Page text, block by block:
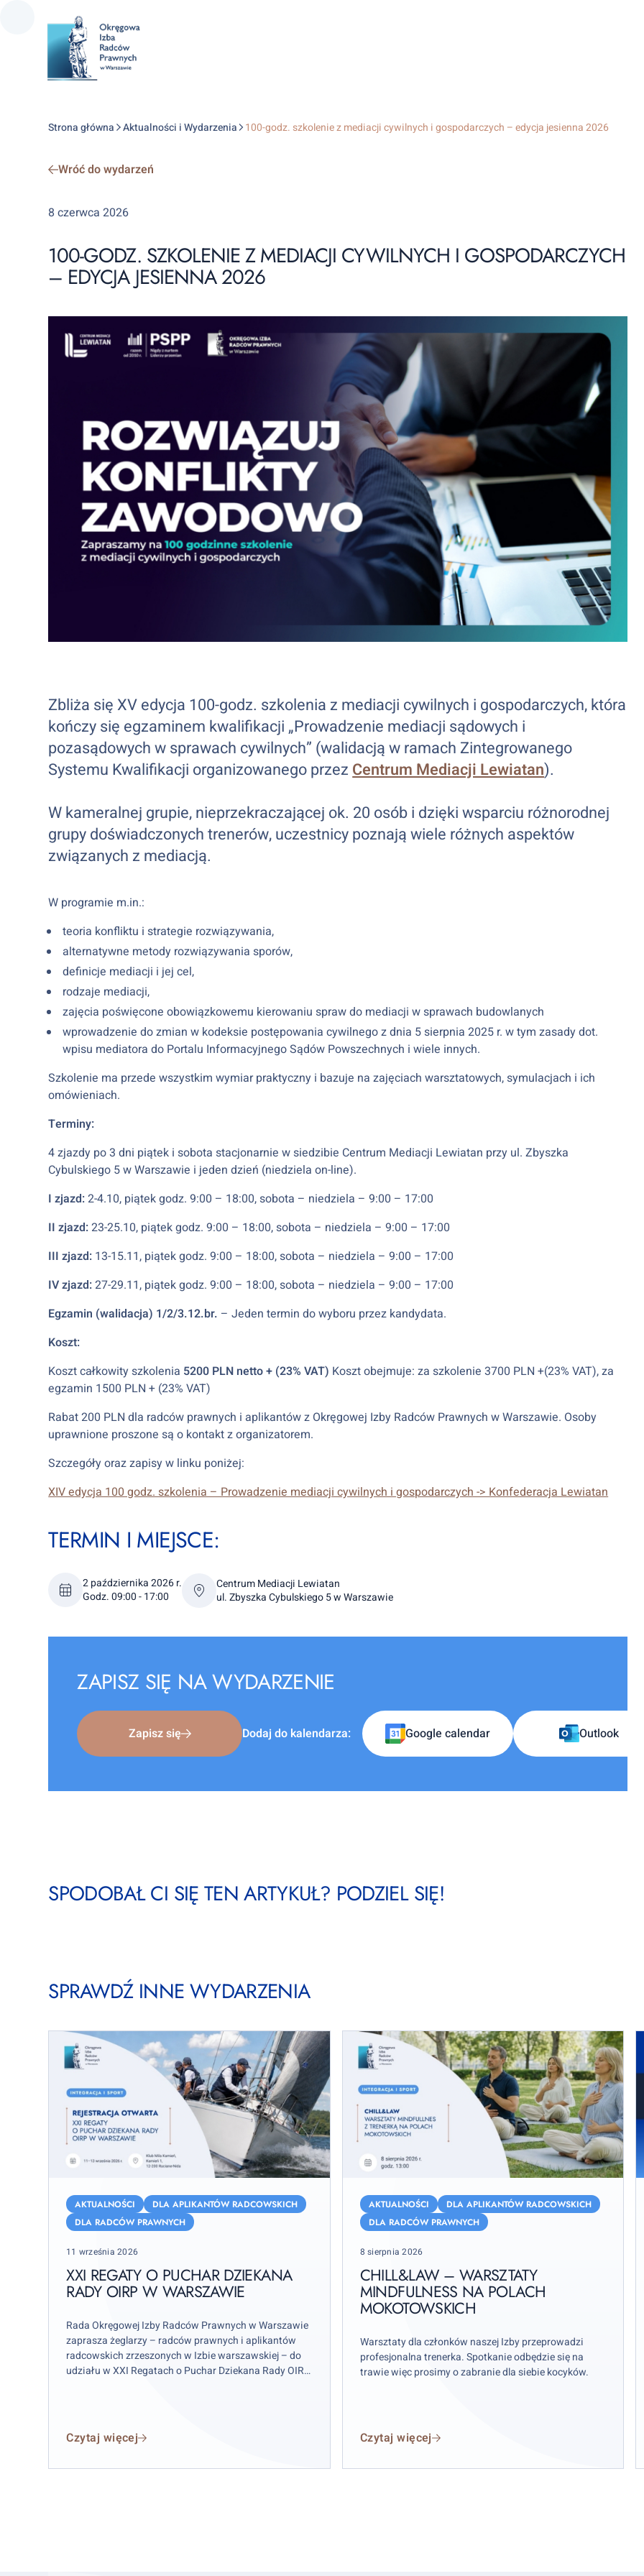
Strona główna Aktualności i Wydarzenia 100-godz. szkolenie z mediacji cywilnych i gospodarczych – edycja jesienna 2026
Wróć do wydarzeń
8 czerwca 2026
100-GODZ. SZKOLENIE Z MEDIACJI CYWILNYCH I GOSPODARCZYCH
– EDYCJA JESIENNA 2026
Zbliża się XV edycja 100-godz. szkolenia z mediacji cywilnych i gospodarczych, która
kończy się egzaminem kwalifikacji „Prowadzenie mediacji sądowych i
pozasądowych w sprawach cywilnych” (walidacją w ramach Zintegrowanego
Systemu Kwalifikacji organizowanego przez Centrum Mediacji Lewiatan).
W kameralnej grupie, nieprzekraczającej ok. 20 osób i dzięki wsparciu różnorodnej
grupy doświadczonych trenerów, uczestnicy poznają wiele różnych aspektów
związanych z mediacją.
W programie m.in.:
teoria konfliktu i strategie rozwiązywania,
alternatywne metody rozwiązywania sporów,
definicje mediacji i jej cel,
rodzaje mediacji,
zajęcia poświęcone obowiązkowemu kierowaniu spraw do mediacji w sprawach budowlanych
wprowadzenie do zmian w kodeksie postępowania cywilnego z dnia 5 sierpnia 2025 r. w tym zasady dot.
wpisu mediatora do Portalu Informacyjnego Sądów Powszechnych i wiele innych.
Szkolenie ma przede wszystkim wymiar praktyczny i bazuje na zajęciach warsztatowych, symulacjach i ich
omówieniach.
Terminy:
4 zjazdy po 3 dni piątek i sobota stacjonarnie w siedzibie Centrum Mediacji Lewiatan przy ul. Zbyszka
Cybulskiego 5 w Warszawie i jeden dzień (niedziela on-line).
I zjazd:2-4.10, piątek godz. 9:00 – 18:00, sobota – niedziela – 9:00 – 17:00
II zjazd:23-25.10, piątek godz. 9:00 – 18:00, sobota – niedziela – 9:00 – 17:00
III zjazd: 13-15.11, piątek godz. 9:00 – 18:00, sobota – niedziela – 9:00 – 17:00
IV zjazd:27-29.11, piątek godz. 9:00 – 18:00, sobota – niedziela – 9:00 – 17:00
Egzamin (walidacja) 1/2/3.12.br. – Jeden termin do wyboru przez kandydata.
Koszt:
Koszt całkowity szkolenia 5200 PLN netto + (23% VAT) Koszt obejmuje: za szkolenie 3700 PLN +(23% VAT), za
egzamin 1500 PLN + (23% VAT)
Rabat 200 PLN dla radców prawnych i aplikantów z Okręgowej Izby Radców Prawnych w Warszawie. Osoby
uprawnione proszone są o kontakt z organizatorem.
Szczegóły oraz zapisy w linku poniżej:
XIV edycja 100 godz. szkolenia – Prowadzenie mediacji cywilnych i gospodarczych -> Konfederacja Lewiatan
TERMIN I MIEJSCE:
2 października 2026 r.
Godz. 09:00 - 17:00
Centrum Mediacji Lewiatan
ul. Zbyszka Cybulskiego 5 w Warszawie
ZAPISZ SIĘ NA WYDARZENIE
Zapisz się Dodaj do kalendarza: Google calendar Outlook
SPODOBAŁ CI SIĘ TEN ARTYKUŁ? PODZIEL SIĘ!
SPRAWDŹ INNE WYDARZENIA
Regaty
Dziekana
Rady
OIRP
Warszawie
AKTUALNOŚCI
DLA APLIKANTÓW RADCOWSKICH
DLA RADCÓW PRAWNYCH
Posted
11 września 2026
XXI REGATY O PUCHAR DZIEKANA
RADY OIRP W WARSZAWIE
Rada Okręgowej Izby Radców Prawnych w Warszawie
zaprasza żeglarzy – radców prawnych i aplikantów
radcowskich zrzeszonych w Izbie warszawskiej – do
udziału w XXI Regatach o Puchar Dziekana Rady OIRP
Czytaj więcej
warsztaty
Polach
Mokotowskich
AKTUALNOŚCI
DLA APLIKANTÓW RADCOWSKICH
DLA RADCÓW PRAWNYCH
Posted
8 sierpnia 2026
CHILL&LAW – WARSZTATY
MINDFULNESS NA POLACH
MOKOTOWSKICH
Warsztaty dla członków naszej Izby przeprowadzi
profesjonalna trenerka. Spotkanie odbędzie się na
trawie więc prosimy o zabranie dla siebie kocyków.
Czytaj więcej